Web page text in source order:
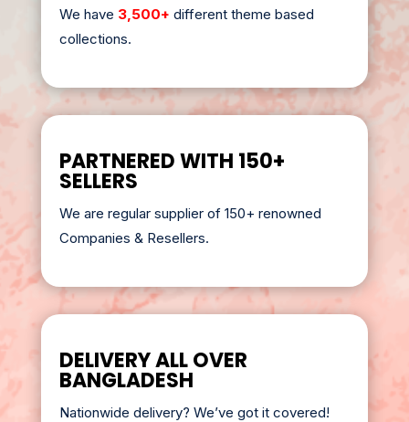
We have 3,500+ different theme based
collections.
PARTNERED WITH 150+
SELLERS
We are regular supplier of 150+ renowned
Companies & Resellers.
DELIVERY ALL OVER
BANGLADESH
Nationwide delivery? We’ve got it covered!